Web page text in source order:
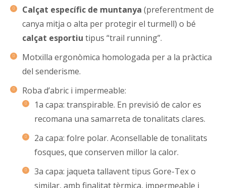
Calçat específic de muntanya (preferentment de
canya mitja o alta per protegir el turmell) o bé
calçat esportiu tipus “trail running”.
Motxilla ergonòmica homologada per a la pràctica
del senderisme.
Roba d’abric i impermeable:
1a capa: transpirable. En previsió de calor es
recomana una samarreta de tonalitats clares.
2a capa: folre polar. Aconsellable de tonalitats
fosques, que conserven millor la calor.
3a capa: jaqueta tallavent tipus Gore-Tex o
similar, amb finalitat tèrmica, impermeable i